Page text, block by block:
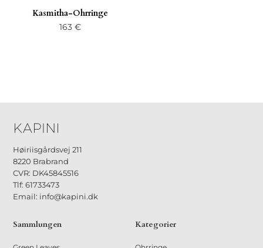
Kasmitha-Ohrringe
163 €
Høiriisgårdsvej 211
8220 Brabrand
CVR: DK45845516
Tlf: 61733473
Email: info@kapini.dk
Sammlungen Kategorier